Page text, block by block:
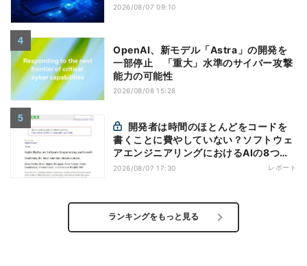
2026/08/07 09:10
OpenAI、新モデル「Astra」の開発を
一部停止 「重大」水準のサイバー攻撃
能力の可能性
2026/08/08 15:28
書くことに費やしていない？ソフトウェ
アエンジニアリングにおけるAIの8つの
神話への賛否
2026/08/07 17:30 レポート
ランキングをもっと見る